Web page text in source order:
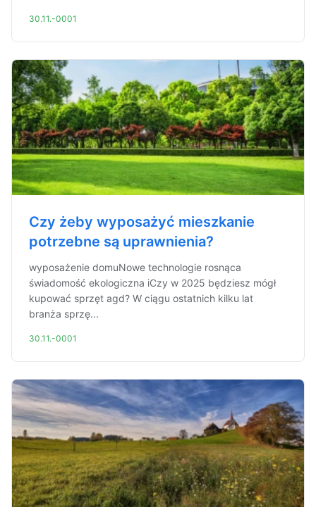
30.11.-0001
Czy żeby wyposażyć mieszkanie
potrzebne są uprawnienia?
wyposażenie domuNowe technologie rosnąca
świadomość ekologiczna iCzy w 2025 będziesz mógł
kupować sprzęt agd? W ciągu ostatnich kilku lat
branża sprzę...
30.11.-0001